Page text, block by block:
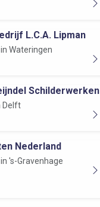
L.C.A. Lipman
Wateringen
Schilderwerken
Delft
Nederland
's-Gravenhage